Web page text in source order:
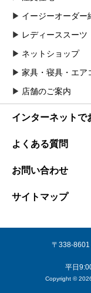
イージーオーダー
レディーススーツ
ネットショップ
家具・寝具・エア
店舗のご案内
インターネットで
よくある質問
お問い合わせ
サイトマップ
〒338-8601
平日
Copyright ©